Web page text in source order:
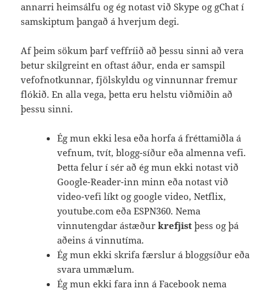
annarri heimsálfu og ég notast við Skype og gChat í
samskiptum þangað á hverjum degi.
Af þeim sökum þarf veffríið að þessu sinni að vera
betur skilgreint en oftast áður, enda er samspil
vefofnotkunnar, fjölskyldu og vinnunnar fremur
flókið. En alla vega, þetta eru helstu viðmiðin að
þessu sinni.
Ég mun ekki lesa eða horfa á fréttamiðla á
vefnum, tvít, blogg-síður eða almenna vefi.
Þetta felur í sér að ég mun ekki notast við
Google-Reader-inn minn eða notast við
video-vefi líkt og google video, Netflix,
youtube.com eða ESPN360. Nema
vinnutengdar ástæðurkrefjist þess og þá
aðeins á vinnutíma.
Ég mun ekki skrifa færslur á bloggsíður eða
svara ummælum.
Ég mun ekki fara inn á Facebook nema